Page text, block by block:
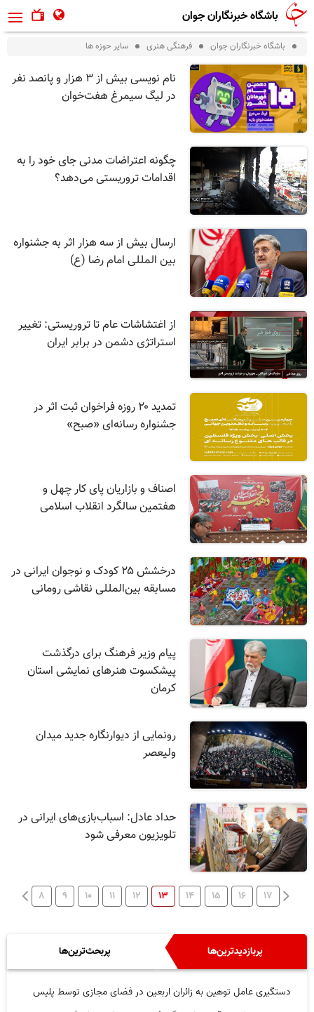
باشگاه خبرنگاران جوان
باشگاه خبرنگاران جوان فرهنگی هنری ساير حوزه ها
نام نویسی بیش از ۳ هزار و پانصد نفر
در لیگ سیمرغ هفت‌خوان
چگونه اعتراضات مدنی جای خود را به
اقدامات تروریستی می‌دهد؟
ارسال بیش از سه هزار اثر به جشنواره
بین المللی امام رضا (ع)
از اغتشاشات عام تا تروریستی: تغییر
استراتژی دشمن در برابر ایران
تمدید ۲۰ روزه فراخوان ثبت اثر در
جشنواره رسانه‌ای «صبح»
اصناف و بازاریان پای کار چهل و
هفتمین سالگرد انقلاب اسلامی
درخشش ۲۵ کودک و نوجوان ایرانی در
مسابقه بین‌المللی نقاشی رومانی
پیام وزیر فرهنگ برای درگذشت
پیشکسوت هنر‌های نمایشی استان
کرمان
رونمایی از دیوارنگاره جدید میدان
ولیعصر
حداد عادل: اسباب‌بازی‌های ایرانی در
تلویزیون معرفی شود
۸ ۹ ۱۰ ۱۱ ۱۲ ۱۳ ۱۴ ۱۵ ۱۶ ۱۷
پربازدیدترین‌ها پربحث‌ترین‌ها
دستگیری عامل توهین به زائران اربعین در فضای مجازی توسط پلیس